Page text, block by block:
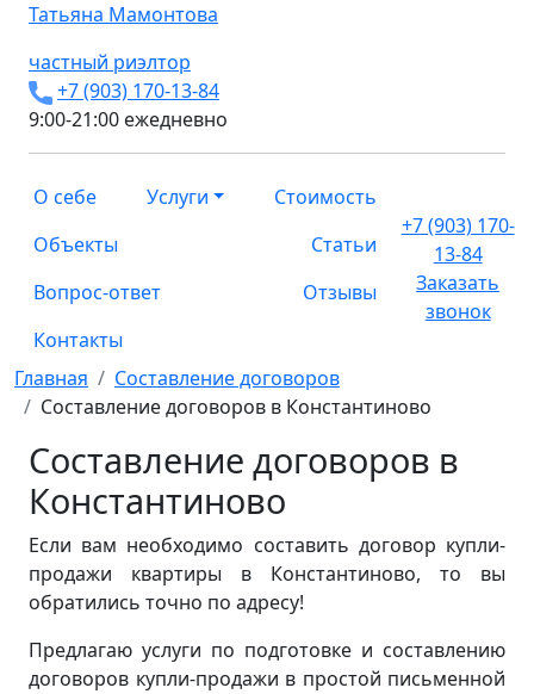
Татьяна Мамонтова
частный риэлтор
+7 (903) 170-13-84
9:00-21:00 ежедневно
О себе Услуги
Стоимость
Объекты
Статьи
Вопрос-ответ
Отзывы
Контакты
+7 (903) 170-
13-84
Заказать
звонок
Главная
Составление договоров
Составление договоров в Константиново
Составление договоров в
Константиново
Если вам необходимо составить договор купли-
продажи квартиры в Константиново, то вы
обратились точно по адресу!
Предлагаю услуги по подготовке и составлению
договоров купли-продажи в простой письменной